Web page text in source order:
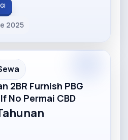
2025
2BR Furnish PBG
No Permai CBD